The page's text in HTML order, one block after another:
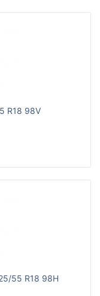
R18 98V
55 R18 98H